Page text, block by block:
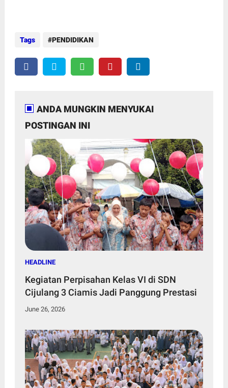
Tags PENDIDIKAN
ANDA MUNGKIN MENYUKAI
POSTINGAN INI
HEADLINE
Kegiatan Perpisahan Kelas VI di SDN
Cijulang 3 Ciamis Jadi Panggung Prestasi
June 26, 2026